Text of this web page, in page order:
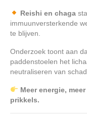
Reishi en chaga
immuunversterkende
te blijven.
Onderzoek toont aan
paddenstoelen het
neutraliseren van
Meer energie,
prikkels.